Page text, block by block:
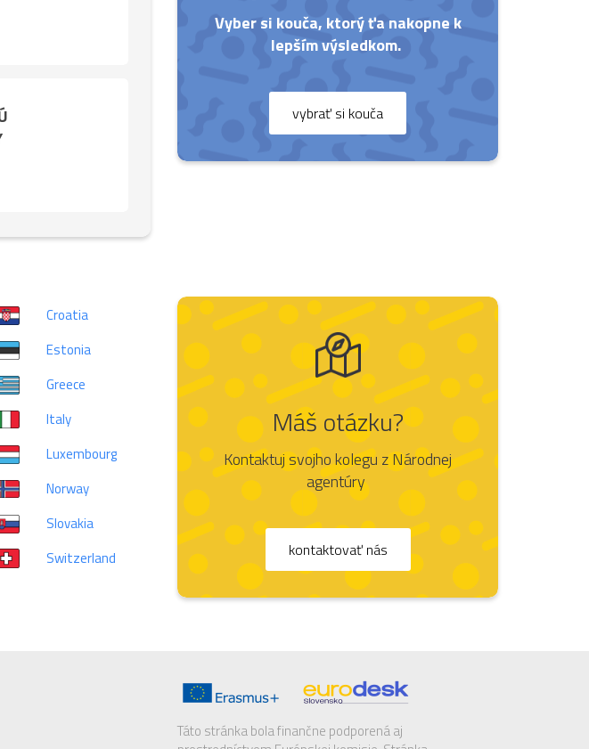
Vyber si kouča, ktorý ťa nakopne k
lepším výsledkom.
vybrať si kouča
Croatia
Estonia
Greece
Italy
Luxembourg
Norway
Slovakia
Switzerland
Máš otázku?
Kontaktuj svojho kolegu z Národnej
agentúry
kontaktovať nás
Táto stránka bola finančne podporená aj